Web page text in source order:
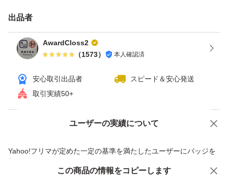
戻ります。
戻す場合、入っているデータは全て消去されますのでご注
意下さい。
セットアップ時のプロダクトキー入力は不要
不具合がありますと リカバリできない場合が
出品者
AwardCloss2
（1573） 本人確認済
安心取引出品者
スピード＆安心発送
取引実績50+
ユーザーの実績について
Yahoo!フリマが定めた一定の基準を満たしたユーザーにバッジを
付与しています
価格の相談 商品への質問
この商品の情報をコピーします
この商品をみている人にオススメ